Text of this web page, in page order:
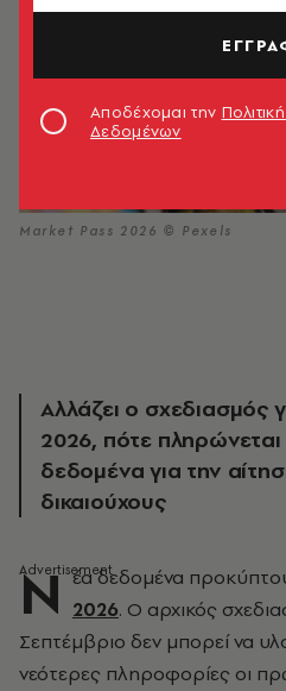
Market Pass 2026 © Pexels
Αλλάζει ο σχεδιασμός
2026, πότε
δεδομένα για την
δικαιούχους
Ν έα δεδομένα
2026. Ο αρχικός
Σεπτέμβριο δεν μπορεί να
νεότερες πληροφορίες οι
Αποδέχομαι την
Δεδομένων